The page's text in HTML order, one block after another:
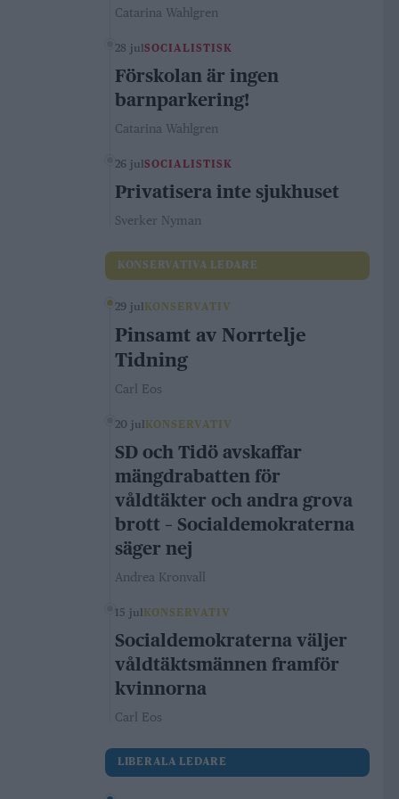
Catarina Wahlgren
28 julSOCIALISTISK
Förskolan är ingen
barnparkering!
Catarina Wahlgren
26 julSOCIALISTISK
Privatisera inte sjukhuset
Sverker Nyman
KONSERVATIVA LEDARE
29 jul KONSERVATIV
Pinsamt av Norrtelje
Tidning
Carl Eos
20 jul KONSERVATIV
SD och Tidö avskaffar
mängdrabatten för
våldtäkter och andra grova
brott – Socialdemokraterna
säger nej
Andrea Kronvall
15 jul KONSERVATIV
Socialdemokraterna väljer
våldtäktsmännen framför
kvinnorna
Carl Eos
LIBERALA LEDARE